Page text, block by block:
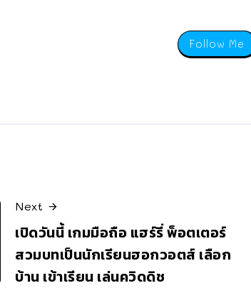
Follow Me
Next
เปิดวันนี้ เกมมือถือ แฮร์รี่ พ็อตเตอร์
สวมบทเป็นนักเรียนฮอกวอตส์ เลือก
บ้าน เข้าเรียน เล่นควิดดิช